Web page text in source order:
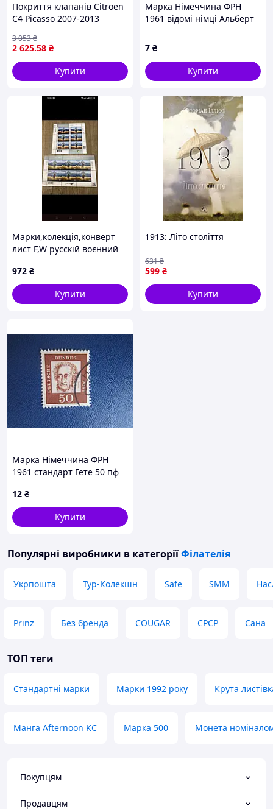
Покриття клапанів Citroen
C4 Picasso 2007-2013
2 625.58 ₴
3 053₴
Купити
Марка Німеччина ФРН
1961 відомі німці Альберт
7 ₴
Купити
Марки,колекція,конверт
лист F,W русскій воєнний
972 ₴
Купити
1913: Літо століття
599 ₴
631₴
Купити
Марка Німеччина ФРН
1961 стандарт Гете 50 пф
12 ₴
Купити
Популярні виробники в категоріїФілателія
Укрпошта Тур-Колекшн Safe SMM
Prinz Без бренда COUGAR СРСР Сана
ТОП теги
Стандартні марки Марки 1992 року Крута
Манга Afternoon KC Марка 500 Монета
Покупцям
Продавцям